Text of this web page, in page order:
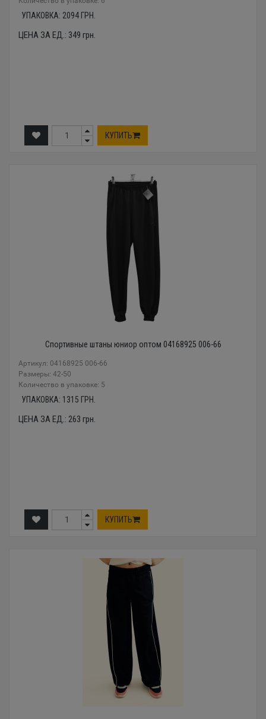
УПАКОВКА: 2094 ГРН.
ЦЕНА ЗА ЕД.: 349 грн.
КУПИТЬ
Спортивные штаны юниор оптом 04168925 006-66
Артикул: 04168925 006-66
Размеры: 42-50
Количество в упаковке: 5
УПАКОВКА: 1315 ГРН.
ЦЕНА ЗА ЕД.: 263 грн.
КУПИТЬ